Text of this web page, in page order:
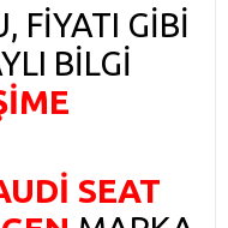
FİYATI GİBİ
BİLGİ
SEAT